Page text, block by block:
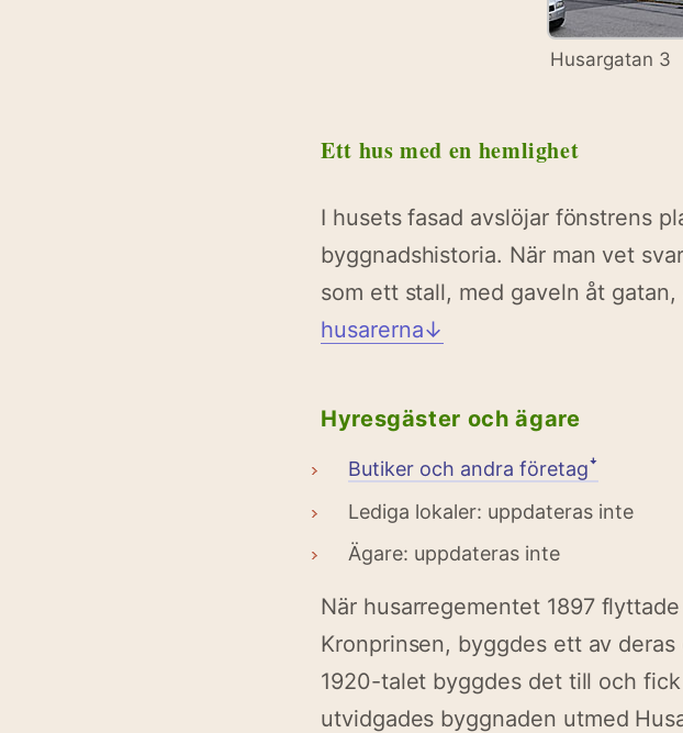
Husargatan 3
Ett hus med en hemlighet
I husets fasad avslöjar fönstrens
byggnadshistoria. När man vet
som ett stall, med gaveln åt
husarerna↓
Hyresgäster och ägare
Butiker och andra företagꜜ
Lediga lokaler: uppdateras inte
Ägare: uppdateras inte
När husarregementet 1897
Kronprinsen, byggdes ett av
1920-talet byggdes det till och
utvidgades byggnaden utmed